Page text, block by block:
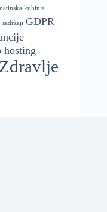
kuhinja
GDPR
hosting
Zdravlje